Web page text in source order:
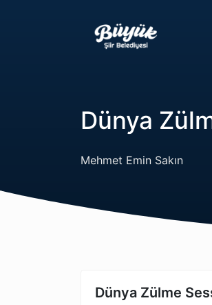
Dünya
Mehmet Emin Sakın
Dünya Zülme